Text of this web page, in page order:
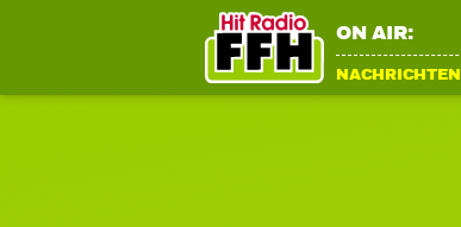
ON AIR:
NACHRICHTEN